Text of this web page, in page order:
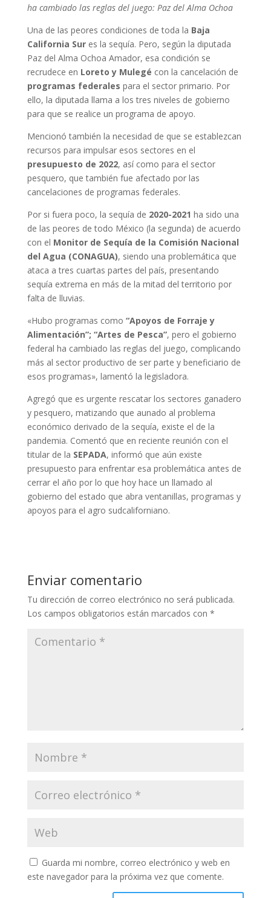
ha cambiado las reglas del juego: Paz del Alma Ochoa
Una de las peores condiciones de toda la Baja
California Sures la sequía. Pero, según la diputada
Paz del Alma Ochoa Amador, esa condición se
recrudece en Loreto y Mulegé con la cancelación de
programas federales para el sector primario. Por
ello, la diputada llama a los tres niveles de gobierno
para que se realice un programa de apoyo.
Mencionó también la necesidad de que se establezcan
recursos para impulsar esos sectores en el
presupuesto de 2022, así como para el sector
pesquero, que también fue afectado por las
cancelaciones de programas federales.
Por si fuera poco, la sequía de 2020-2021 ha sido una
de las peores de todo México (la segunda) de acuerdo
con el Monitor de Sequía de la Comisión Nacional
del Agua (CONAGUA), siendo una problemática que
ataca a tres cuartas partes del país, presentando
sequía extrema en más de la mitad del territorio por
falta de lluvias.
«Hubo programas como “Apoyos de Forraje y
Alimentación”; “Artes de Pesca”, pero el gobierno
federal ha cambiado las reglas del juego, complicando
más al sector productivo de ser parte y beneficiario de
esos programas», lamentó la legisladora.
Agregó que es urgente rescatar los sectores ganadero
y pesquero, matizando que aunado al problema
económico derivado de la sequía, existe el de la
pandemia. Comentó que en reciente reunión con el
titular de la SEPADA, informó que aún existe
presupuesto para enfrentar esa problemática antes de
cerrar el año por lo que hoy hace un llamado al
gobierno del estado que abra ventanillas, programas y
apoyos para el agro sudcaliforniano.
Enviar comentario
Tu dirección de correo electrónico no será publicada.
Los campos obligatorios están marcados con *
Guarda mi nombre, correo electrónico y web en
este navegador para la próxima vez que comente.